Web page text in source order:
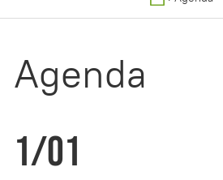
Agenda
1/01